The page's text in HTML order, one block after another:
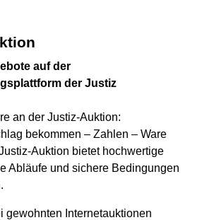
auf der
der Justiz
an der Justiz-Auktion:
bekommen – Zahlen – Ware
Auktion bietet hochwertige
Abläufe und sichere Bedingungen
gewohnten Internetauktionen